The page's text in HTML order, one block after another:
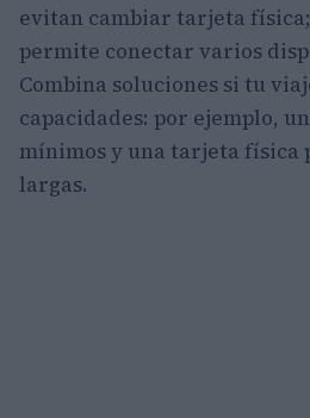
evitan cambiar tarjeta
permite conectar varios
Combina soluciones si tu
capacidades: por ejemplo,
mínimos y una tarjeta física
largas.